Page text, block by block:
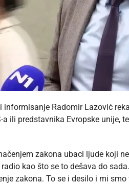
informisanje Radomir Lazović
a ili predstavnika Evropske unije,
zakona ubaci ljude koji
kao što se to dešava do
zakona. To se i desilo i mi